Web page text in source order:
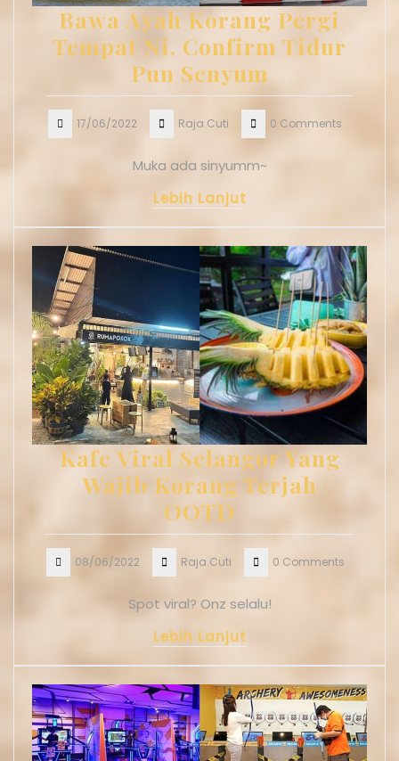
Bawa Ayah Korang Pergi
Tempat Ni, Confirm Tidur
Pun Senyum
17/06/2022 Raja.Cuti 0 Comments
Muka ada sinyumm~
Lebih Lanjut
Kafe Viral Selangor Yang
Wajib Korang Terjah
OOTD
08/06/2022 Raja.Cuti 0 Comments
Spot viral? Onz selalu!
Lebih Lanjut